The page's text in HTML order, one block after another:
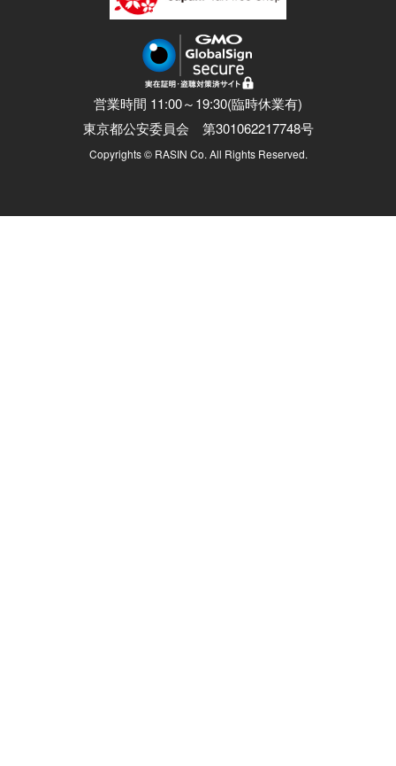
営業時間 11:00～19:30(臨時休業有)
東京都公安委員会 第301062217748号
Copyrights © RASIN Co. All Rights Reserved.